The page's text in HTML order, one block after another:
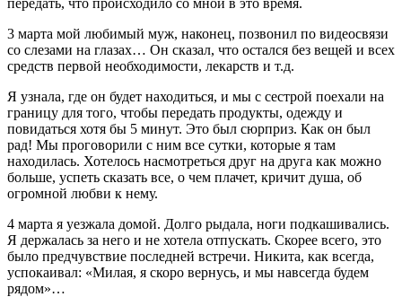
3 марта мой любимый муж, наконец, позвонил по видеосвязи
со слезами на глазах… Он сказал, что остался без вещей и всех
средств первой необходимости, лекарств и т.д.
Я узнала, где он будет находиться, и мы с сестрой поехали на
границу для того, чтобы передать продукты, одежду и
повидаться хотя бы 5 минут. Это был сюрприз. Как он был
рад! Мы проговорили с ним все сутки, которые я там
находилась. Хотелось насмотреться друг на друга как можно
больше, успеть сказать все, о чем плачет, кричит душа, об
огромной любви к нему.
4 марта я уезжала домой. Долго рыдала, ноги подкашивались.
Я держалась за него и не хотела отпускать. Скорее всего, это
было предчувствие последней встречи. Никита, как всегда,
успокаивал: «Милая, я скоро вернусь, и мы навсегда будем
рядом»…